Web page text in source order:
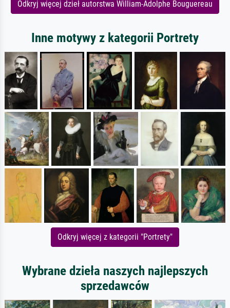
Odkryj więcej dzieł autorstwa William-Adolphe Bouguereau
Inne motywy z kategorii Portrety
Odkryj więcej z kategorii "Portrety"
Wybrane dzieła naszych najlepszych
sprzedawców